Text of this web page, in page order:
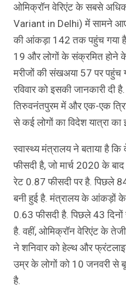
ओमिक्रॉन वेरिएंट के सबसे
Variant in Delhi) में सामने
की आंकड़ा 142 तक पहुंच गया
19 और लोगों के संक्रमित होने
मरीजों की संखअया 57 पर पहुंच
रविवार को इसकी जानकारी दी
तिरुवनंतपुरम में और एक-एक
से कई लोगों का विदेश यात्रा का
स्वास्थ्य मंत्रालय ने बताया है
फीसदी है, जो मार्च 2020 के
रेट 0.87 फीसदी पर है. पिछले
बनी हुई है. मंत्रालय के आंकड़ों के
0.63 फीसदी है. पिछले 43
है. वहीं, ओमिक्रॉन वेरिएंट के
ने शनिवार को हेल्थ और
उम्र के लोगों को 10 जनवरी से
है.